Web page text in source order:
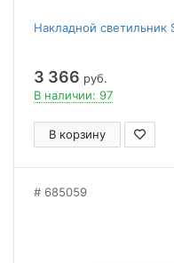
Накладной светильник
3 366 руб.
В наличии: 97
В корзину
685059